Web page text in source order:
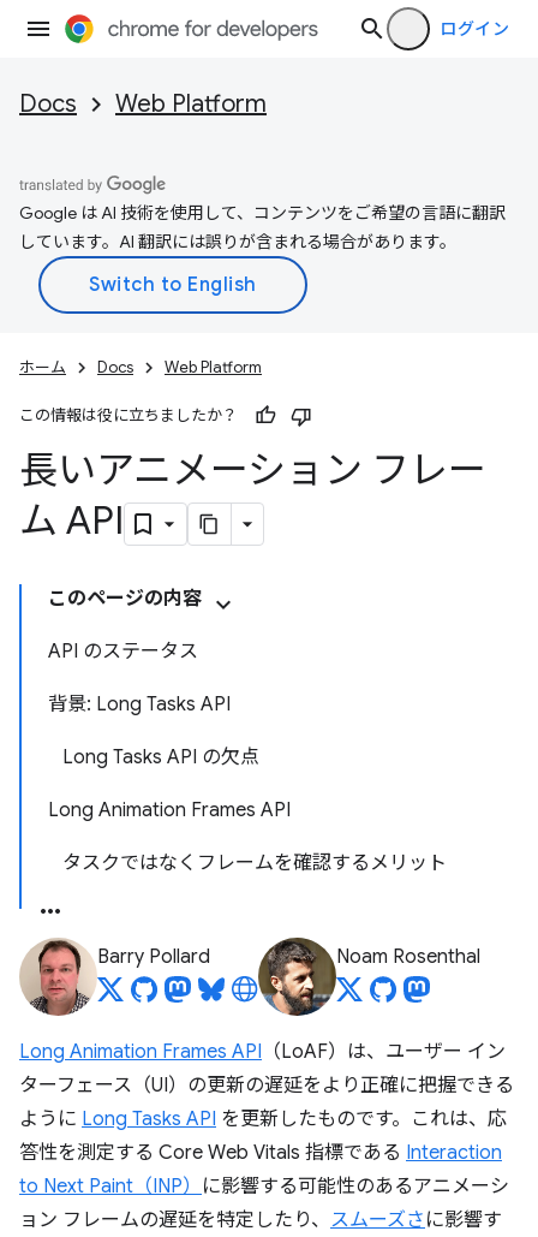
ログイン
Docs Web Platform
Google は AI 技術を使用して、コンテンツをご希望の言語に翻訳
しています。AI 翻訳には誤りが含まれる場合があります。
ホーム Docs Web Platform
この情報は役に立ちましたか？
長いアニメーション フレー
ム API
このページの内容
API のステータス
背景: Long Tasks API
Long Tasks API の欠点
Long Animation Frames API
タスクではなくフレームを確認するメリット
Barry Pollard Noam Rosenthal
Long Animation Frames API （LoAF）は、ユーザー イン
ターフェース（UI）の更新の遅延をより正確に把握できる
ように Long Tasks API を更新したものです。これは、応
答性を測定する Core Web Vitals 指標である Interaction
to Next Paint（INP） に影響する可能性のあるアニメーシ
ョン フレームの遅延を特定したり、 スムーズさ に影響す